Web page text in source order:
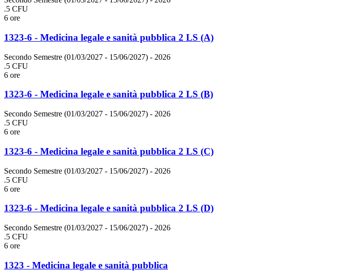
.5 CFU
6 ore
1323-6 - Medicina legale e sanità pubblica 2 LS (A)
Secondo Semestre (01/03/2027 - 15/06/2027) - 2026
.5 CFU
6 ore
1323-6 - Medicina legale e sanità pubblica 2 LS (B)
Secondo Semestre (01/03/2027 - 15/06/2027) - 2026
.5 CFU
6 ore
1323-6 - Medicina legale e sanità pubblica 2 LS (C)
Secondo Semestre (01/03/2027 - 15/06/2027) - 2026
.5 CFU
6 ore
1323-6 - Medicina legale e sanità pubblica 2 LS (D)
Secondo Semestre (01/03/2027 - 15/06/2027) - 2026
.5 CFU
6 ore
1323 - Medicina legale e sanità pubblica